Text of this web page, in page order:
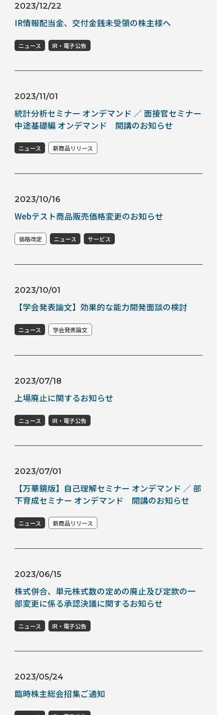
2023/12/22
IR情報配当金、交付金銭未受領の株主様へ
ニュース IR・電子公告
2023/11/01
統計分析セミナー オンデマンド ／ 面接官セミナー
中途基礎編 オンデマンド 開講のお知らせ
ニュース 新商品リリース
2023/10/16
Webテスト商品販売価格変更のお知らせ
価格改定 ニュース サービス
2023/10/01
【学会発表論文】効果的な能力開発面談の検討
ニュース 学会発表論文
2023/07/18
上場廃止に関するお知らせ
ニュース IR・電子公告
2023/07/01
【万華鏡版】自己理解セミナー オンデマンド ／ 部
下育成セミナー オンデマンド 開講のお知らせ
ニュース 新商品リリース
2023/06/15
株式併合、単元株式数の定めの廃止及び定款の一
部変更に係る承認決議に関するお知らせ
ニュース IR・電子公告
2023/05/24
臨時株主総会招集ご通知